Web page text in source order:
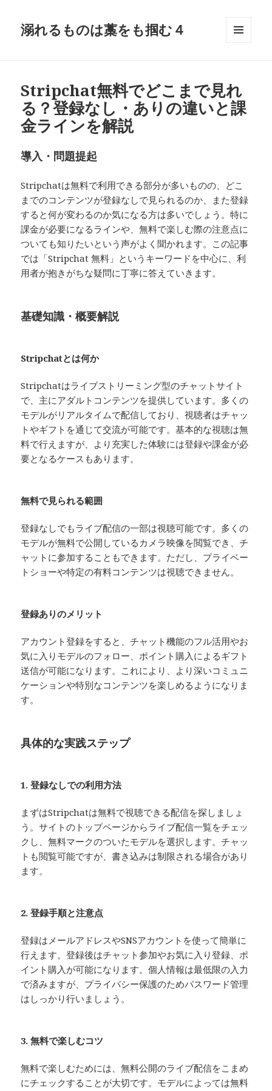
溺れるものは藁をも掴む４
Stripchat無料でどこまで見れ
る？登録なし・ありの違いと課
金ラインを解説
導入・問題提起
Stripchatは無料で利用できる部分が多いものの、どこ
までのコンテンツが登録なしで見られるのか、また登録
すると何が変わるのか気になる方は多いでしょう。特に
課金が必要になるラインや、無料で楽しむ際の注意点に
ついても知りたいという声がよく聞かれます。この記事
では「Stripchat 無料」というキーワードを中心に、利
用者が抱きがちな疑問に丁寧に答えていきます。
基礎知識・概要解説
Stripchatとは何か
Stripchatはライブストリーミング型のチャットサイト
で、主にアダルトコンテンツを提供しています。多くの
モデルがリアルタイムで配信しており、視聴者はチャッ
トやギフトを通じて交流が可能です。基本的な視聴は無
料で行えますが、より充実した体験には登録や課金が必
要となるケースもあります。
無料で見られる範囲
登録なしでもライブ配信の一部は視聴可能です。多くの
モデルが無料で公開しているカメラ映像を閲覧でき、チ
ャットに参加することもできます。ただし、プライベー
トショーや特定の有料コンテンツは視聴できません。
登録ありのメリット
アカウント登録をすると、チャット機能のフル活用やお
気に入りモデルのフォロー、ポイント購入によるギフト
送信が可能になります。これにより、より深いコミュニ
ケーションや特別なコンテンツを楽しめるようになりま
す。
具体的な実践ステップ
1. 登録なしでの利用方法
まずはStripchatは無料で視聴できる配信を探しましょ
う。サイトのトップページからライブ配信一覧をチェッ
クし、無料マークのついたモデルを選択します。チャッ
トも閲覧可能ですが、書き込みは制限される場合があり
ます。
2. 登録手順と注意点
登録はメールアドレスやSNSアカウントを使って簡単に
行えます。登録後はチャット参加やお気に入り登録、ポ
イント購入が可能になります。個人情報は最低限の入力
で済みますが、プライバシー保護のためパスワード管理
はしっかり行いましょう。
3. 無料で楽しむコツ
無料で楽しむためには、無料公開のライブ配信をこまめ
にチェックすることが大切です。モデルによっては無料